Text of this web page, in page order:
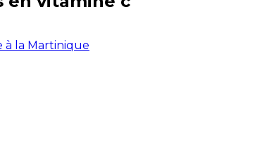
à la Martinique